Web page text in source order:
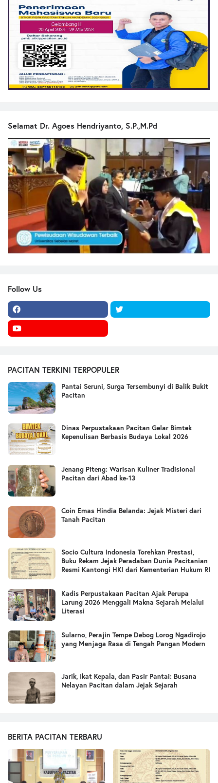
Selamat Dr. Agoes Hendriyanto, S.P.,M.Pd
Follow Us
PACITAN TERKINI TERPOPULER
Pantai Seruni, Surga Tersembunyi di Balik Bukit
Pacitan
Dinas Perpustakaan Pacitan Gelar Bimtek
Kepenulisan Berbasis Budaya Lokal 2026
Jenang Piteng: Warisan Kuliner Tradisional
Pacitan dari Abad ke-13
Coin Emas Hindia Belanda: Jejak Misteri dari
Tanah Pacitan
Socio Cultura Indonesia Torehkan Prestasi,
Buku Rekam Jejak Peradaban Dunia Pacitanian
Resmi Kantongi HKI dari Kementerian Hukum RI
Kadis Perpustakaan Pacitan Ajak Perupa
Larung 2026 Menggali Makna Sejarah Melalui
Literasi
Sularno, Perajin Tempe Debog Lorog Ngadirojo
yang Menjaga Rasa di Tengah Pangan Modern
Jarik, Ikat Kepala, dan Pasir Pantai: Busana
Nelayan Pacitan dalam Jejak Sejarah
BERITA PACITAN TERBARU